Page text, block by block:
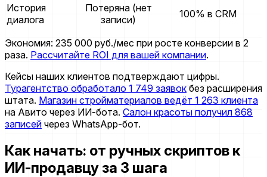
История
диалога
Потеряна (нет
записи)
100% в CRM
Экономия: 235 000 руб./мес при росте конверсии в 2
раза. Рассчитайте ROI для вашей компании.
Кейсы наших клиентов подтверждают цифры.
Турагентство обработало 1 749 заявок без расширения
штата. Магазин стройматериалов ведёт 1 263 клиента
на Авито через ИИ-бота. Салон красоты получил 868
записей через WhatsApp-бот.
Как начать: от ручных скриптов к
ИИ-продавцу за 3 шага